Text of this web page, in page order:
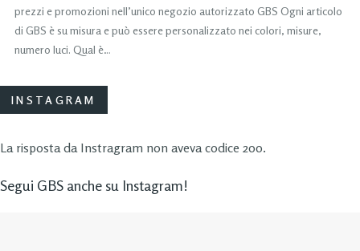
prezzi e promozioni nell’unico negozio autorizzato GBS Ogni articolo
di GBS è su misura e può essere personalizzato nei colori, misure,
numero luci. Qual è…
INSTAGRAM
La risposta da Instragram non aveva codice 200.
Segui GBS anche su Instagram!